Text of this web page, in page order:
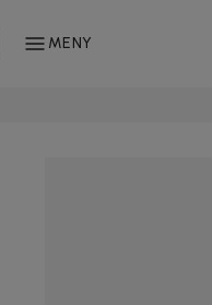
MENY